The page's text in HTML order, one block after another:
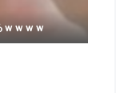
ｗｗｗｗ